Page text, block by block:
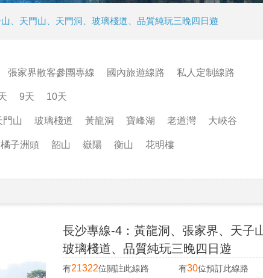
、天門山、天門洞、玻璃棧道、品質純玩三晚四日遊
張家界散客參團專線 國內旅遊線路 私人定制線路
9天 10天
門山 玻璃棧道 黃龍洞 寶峰湖 老道灣 大峽谷
橘子洲頭 韶山 嶽陽 衡山 花明樓
長沙專線-4：黃龍洞、張家界、天子
玻璃棧道、品質純玩三晚四日遊
有21322位關註此線路 有30位預訂此線路